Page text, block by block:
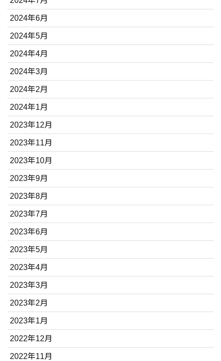
2024年6月
2024年5月
2024年4月
2024年3月
2024年2月
2024年1月
2023年12月
2023年11月
2023年10月
2023年9月
2023年8月
2023年7月
2023年6月
2023年5月
2023年4月
2023年3月
2023年2月
2023年1月
2022年12月
2022年11月